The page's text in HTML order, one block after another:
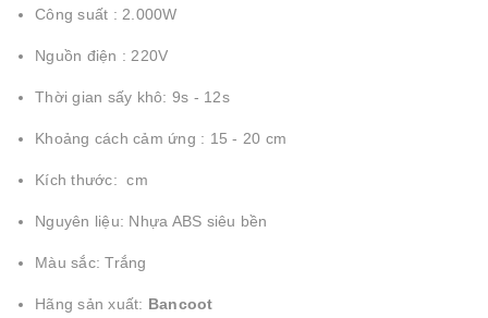
Công suất : 2.000W
Nguồn điện : 220V
Thời gian sấy khô: 9s - 12s
Khoảng cách cảm ứng : 15 - 20 cm
Kích thước: cm
Nguyên liệu: Nhựa ABS siêu bền
Màu sắc: Trắng
Hãng sản xuất: Bancoot